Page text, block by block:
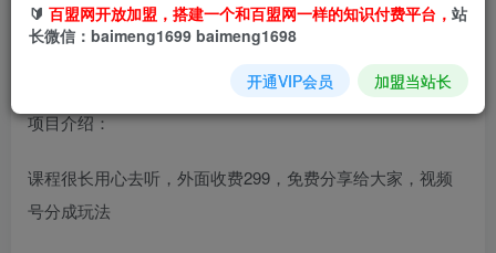
项目介绍：
课程很长用心去听，外面收费299，免费分享给大家，视频
号分成玩法
🔰 百盟网开放加盟，搭建一个和百盟网一样的知识付费平台， 站
长微信：baimeng1699 baimeng1698
开通VIP会员 加盟当站长